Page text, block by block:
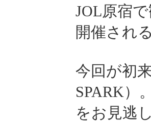
JOL原宿
開催され
今回が初
SPARK）
をお見逃